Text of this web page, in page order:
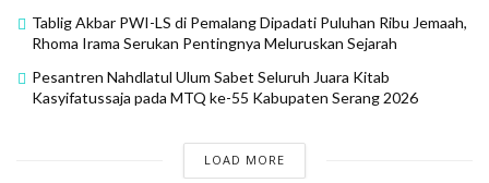
3- Contoh seseorang dari Keluarga Sharaf al-Din
(Sharaf al-Din, keturunan al-Hadi al-Rasi Saada) dari
silsilah E-Y17750, yang juga bukan bagian dari silsilah
Arab, meskipun demikian klaim anggota keluarga ini
mereka salah. Garis keturunan ini berasal dari Afrika
Tablig Akbar PWI-LS di Pemalang Dipadati Puluhan Ribu Jemaah,
Rhoma Irama Serukan Pentingnya Meluruskan Sejarah
Pesantren Nahdlatul Ulum Sabet Seluruh Juara Kitab
Kasyifatussaja pada MTQ ke-55 Kabupaten Serang 2026
LOAD MORE